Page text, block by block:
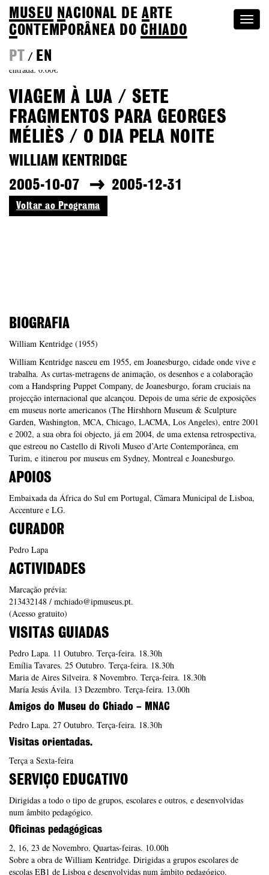
MUSEU NACIONAL DEA RTE
CONTEMPORÂNEA DOCHIADO
PT
/ EN
entrada: 0.00€
VIAGEM À LUA / SETE
FRAGMENTOS PARA GEORGES
MÉLIÈS / O DIA PELA NOITE
WILLIAM KENTRIDGE
2005-10-07
2005-12-31
Voltar ao Programa
BIOGRAFIA
William Kentridge (1955)
William Kentridge nasceu em 1955, em Joanesburgo, cidade onde vive e
trabalha. As curtas-metragens de animação, os desenhos e a colaboração
com a Handspring Puppet Company, de Joanesburgo, foram cruciais na
projecção internacional que alcançou. Depois de uma série de exposições
em museus norte americanos (The Hirshhorn Museum & Sculpture
Garden, Washington, MCA, Chicago, LACMA, Los Angeles), entre 2001
e 2002, a sua obra foi objecto, já em 2004, de uma extensa retrospectiva,
que estreou no Castello di Rivoli Museo d’Arte Contemporânea, em
Turim, e itinerou por museus em Sydney, Montreal e Joanesburgo.
APOIOS
Embaixada da África do Sul em Portugal, Câmara Municipal de Lisboa,
Accenture e LG.
CURADOR
Pedro Lapa
ACTIVIDADES
Marcação prévia:
213432148 / mchiado@ipmuseus.pt.
(Acesso gratuito)
VISITAS GUIADAS
Pedro Lapa. 11 Outubro. Terça-feira. 18.30h
Emília Tavares. 25 Outubro. Terça-feira. 18.30h
Maria de Aires Silveira. 8 Novembro. Terça-feira. 18.30h
María Jesús Ávila. 13 Dezembro. Terça-feira. 13.00h
Amigos do Museu do Chiado – MNAC
Pedro Lapa. 27 Outubro. Terça-feira. 18.30h
Visitas orientadas.
Terça a Sexta-feira
SERVIÇO EDUCATIVO
Dirigidas a todo o tipo de grupos, escolares e outros, e desenvolvidas
num âmbito pedagógico.
Oficinas pedagógicas
2, 16, 23 de Novembro. Quartas-feiras. 10.00h
Sobre a obra de William Kentridge. Dirigidas a grupos escolares de
escolas EB1 de Lisboa e desenvolvidas num âmbito pedagógico.